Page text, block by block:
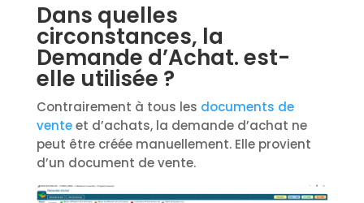
Dans quelles
circonstances, la
Demande d’Achat. est-
elle utilisée ?
Contrairement à tous les documents de
venteet d’achats, la demande d’achat ne
peut être créée manuellement. Elle provient
d’un document de vente.